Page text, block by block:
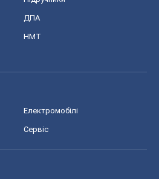
ДПА
НМТ
Електромобілі
Сервіс